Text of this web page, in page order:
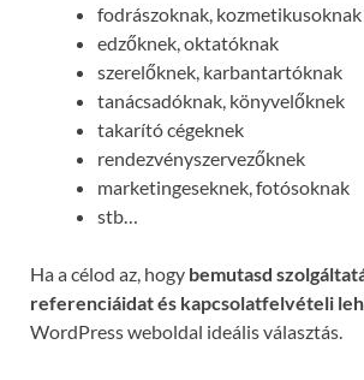
fodrászoknak, kozmetikusoknak
edzőknek, oktatóknak
szerelőknek, karbantartóknak
tanácsadóknak, könyvelőknek
takarító cégeknek
rendezvényszervezőknek
marketingeseknek, fotósoknak
stb…
Ha a célod az, hogy bemutasd
referenciáidat és kapcsolatfelvételi
WordPress weboldal ideális választás.